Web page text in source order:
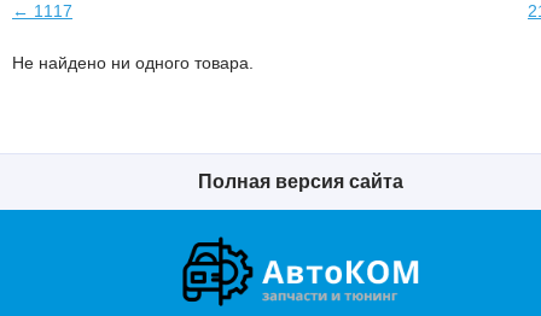
← 1117
Не найдено ни одного товара.
Полная версия сайта